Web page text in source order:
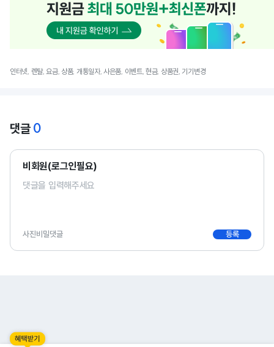
인터넷, 렌탈, 요금, 상품, 개통일자, 사은품, 이벤트, 현금, 상품권, 기기변경
댓글 0
비회원(로그인필요)
사진비밀댓글 등록